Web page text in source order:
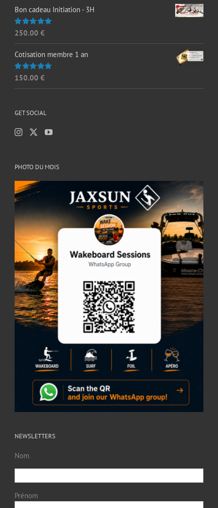
Bon cadeau Initiation - 3H
Note 5.00
250.00 €
Cotisation membre 1 an
Note 5.00
150.00 €
GET SOCIAL
PHOTO DU MOIS
NEWSLETTERS
Nom
Prénom